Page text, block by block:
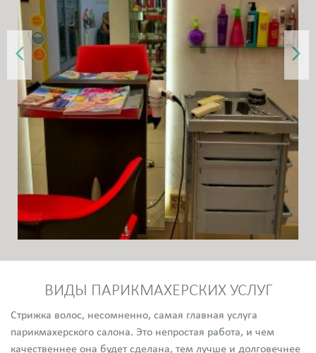
ВИДЫ ПАРИКМАХЕРСКИХ УСЛУГ
Стрижка волос, несомненно, самая главная услуга
парикмахерского салона. Это непростая работа, и чем
качественнее она будет сделана, тем лучше и долговечнее